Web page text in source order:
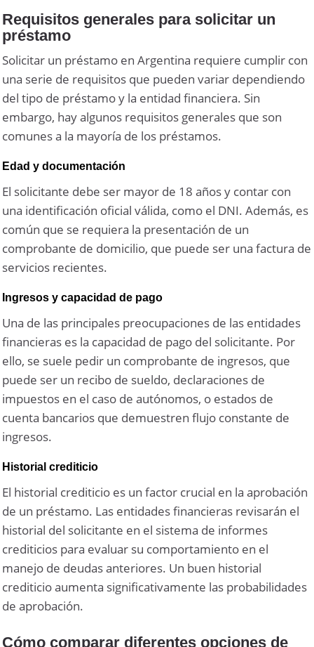
Requisitos generales para solicitar un
préstamo
Solicitar un préstamo en Argentina requiere cumplir con
una serie de requisitos que pueden variar dependiendo
del tipo de préstamo y la entidad financiera. Sin
embargo, hay algunos requisitos generales que son
comunes a la mayoría de los préstamos.
Edad y documentación
El solicitante debe ser mayor de 18 años y contar con
una identificación oficial válida, como el DNI. Además, es
común que se requiera la presentación de un
comprobante de domicilio, que puede ser una factura de
servicios recientes.
Ingresos y capacidad de pago
Una de las principales preocupaciones de las entidades
financieras es la capacidad de pago del solicitante. Por
ello, se suele pedir un comprobante de ingresos, que
puede ser un recibo de sueldo, declaraciones de
impuestos en el caso de autónomos, o estados de
cuenta bancarios que demuestren flujo constante de
ingresos.
Historial crediticio
El historial crediticio es un factor crucial en la aprobación
de un préstamo. Las entidades financieras revisarán el
historial del solicitante en el sistema de informes
crediticios para evaluar su comportamiento en el
manejo de deudas anteriores. Un buen historial
crediticio aumenta significativamente las probabilidades
de aprobación.
Cómo comparar diferentes opciones de